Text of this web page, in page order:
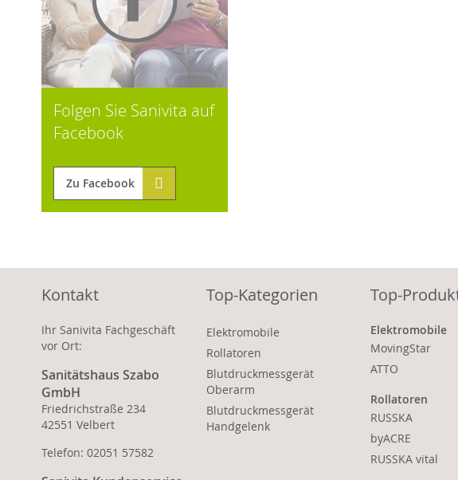
Folgen Sie Sanivita auf
Facebook
Zu Facebook
Kontakt
Ihr Sanivita Fachgeschäft
vor Ort:
Sanitätshaus Szabo
GmbH
Friedrichstraße 234
42551 Velbert
Telefon: 02051 57582
Top-Kategorien
Elektromobile
Rollatoren
Blutdruckmessgerät
Oberarm
Blutdruckmessgerät
Handgelenk
Top-
Elektromobile
MovingStar
ATTO
Rollatoren
RUSSKA
byACRE
RUSSKA vital